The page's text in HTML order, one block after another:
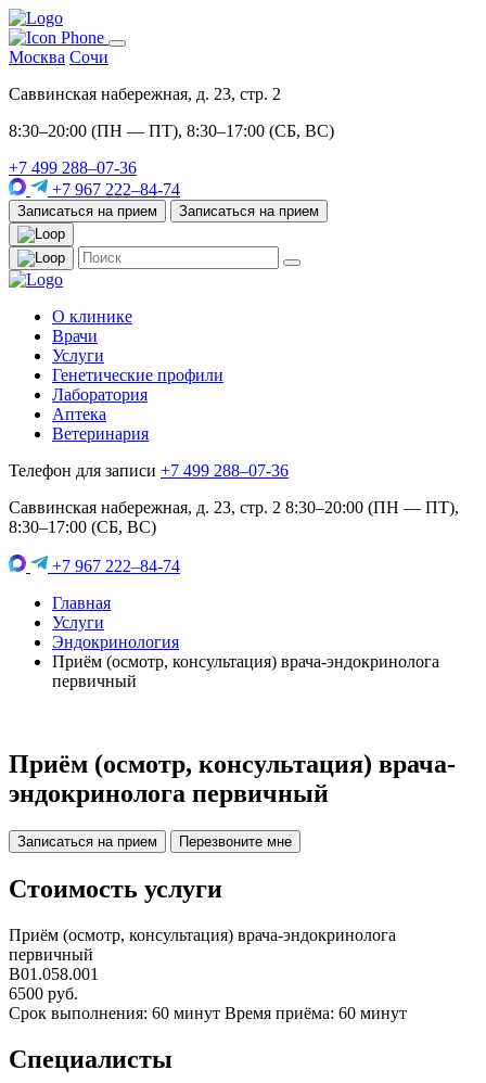
Москва Сочи
Саввинская набережная, д. 23, стр. 2
8:30–20:00 (ПН — ПТ), 8:30–17:00 (СБ, ВС)
+7 499 288–07-36
+7 967 222–84-74
Записаться на прием Записаться на прием
О клинике
Врачи
Услуги
Генетические профили
Лаборатория
Аптека
Ветеринария
Телефон для записи +7 499 288–07-36
Саввинская набережная, д. 23, стр. 2 8:30–20:00 (ПН — ПТ),
8:30–17:00 (СБ, ВС)
+7 967 222–84-74
Главная
Услуги
Эндокринология
Приём (осмотр, консультация) врача-эндокринолога
первичный
Приём (осмотр, консультация) врача-
эндокринолога первичный
Записаться на прием Перезвоните мне
Стоимость услуги
Приём (осмотр, консультация) врача-эндокринолога
первичный
B01.058.001
6500 руб.
Срок выполнения: 60 минут Время приёма: 60 минут
Специалисты